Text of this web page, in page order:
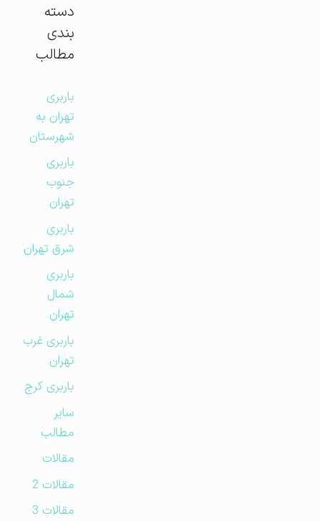
دسته
بندی
مطالب
باربری
تهران به
شهرستان
باربری
جنوب
تهران
باربری
شرق تهران
باربری
شمال
تهران
باربری غرب
تهران
باربری کرج
مطالب
مقالات
مقالات 2
مقالات 3